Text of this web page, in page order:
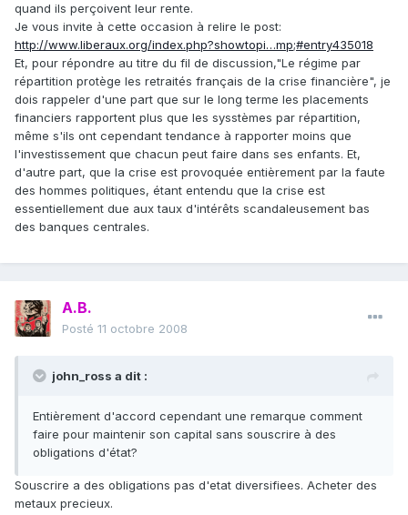
quand ils perçoivent leur rente.
Je vous invite à cette occasion à relire le post:
http://www.liberaux.org/index.php?showtopi…mp;#entry435018
Et, pour répondre au titre du fil de discussion,"Le régime par
répartition protège les retraités français de la crise financière", je
dois rappeler d'une part que sur le long terme les placements
financiers rapportent plus que les sysstèmes par répartition,
même s'ils ont cependant tendance à rapporter moins que
l'investissement que chacun peut faire dans ses enfants. Et,
d'autre part, que la crise est provoquée entièrement par la faute
des hommes politiques, étant entendu que la crise est
essentiellement due aux taux d'intérêts scandaleusement bas
des banques centrales.
A.B.
Posté 11 octobre 2008
john_ross a dit :
Entièrement d'accord cependant une remarque comment
faire pour maintenir son capital sans souscrire à des
obligations d'état?
Souscrire a des obligations pas d'etat diversifiees. Acheter des
metaux precieux.